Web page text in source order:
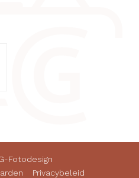
Fotodesign
Privacybeleid